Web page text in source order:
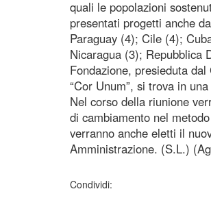
quali le popolazioni
presentati progetti anche
Paraguay (4); Cile (4);
Nicaragua (3); Repubblica
Fondazione, presieduta
“Cor Unum”, si trova in
Nel corso della riunione
di cambiamento nel
verranno anche eletti il
Amministrazione. (S.L.)
Condividi: